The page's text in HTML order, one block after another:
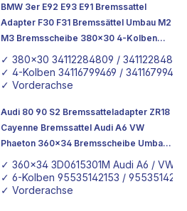
BMW 3er E92 E93 E91 Bremssattel
Adapter F30 F31 Bremssättel Umbau M2
M3 Bremsscheibe 380x30 4-Kolben
Vorne
✓ 380x30 34112284809 /
✓ 4-Kolben 34116799469 /
✓ Vorderachse
Audi 80 90 S2 Bremssatteladapter ZR18
Cayenne Bremssattel Audi A6 VW
Phaeton 360x34 Bremsscheibe Umbau
Tuning Adapter
✓ 360x34 3D0615301M Audi A6 / VW
✓ 6-Kolben 95535142153 /
✓ Vorderachse